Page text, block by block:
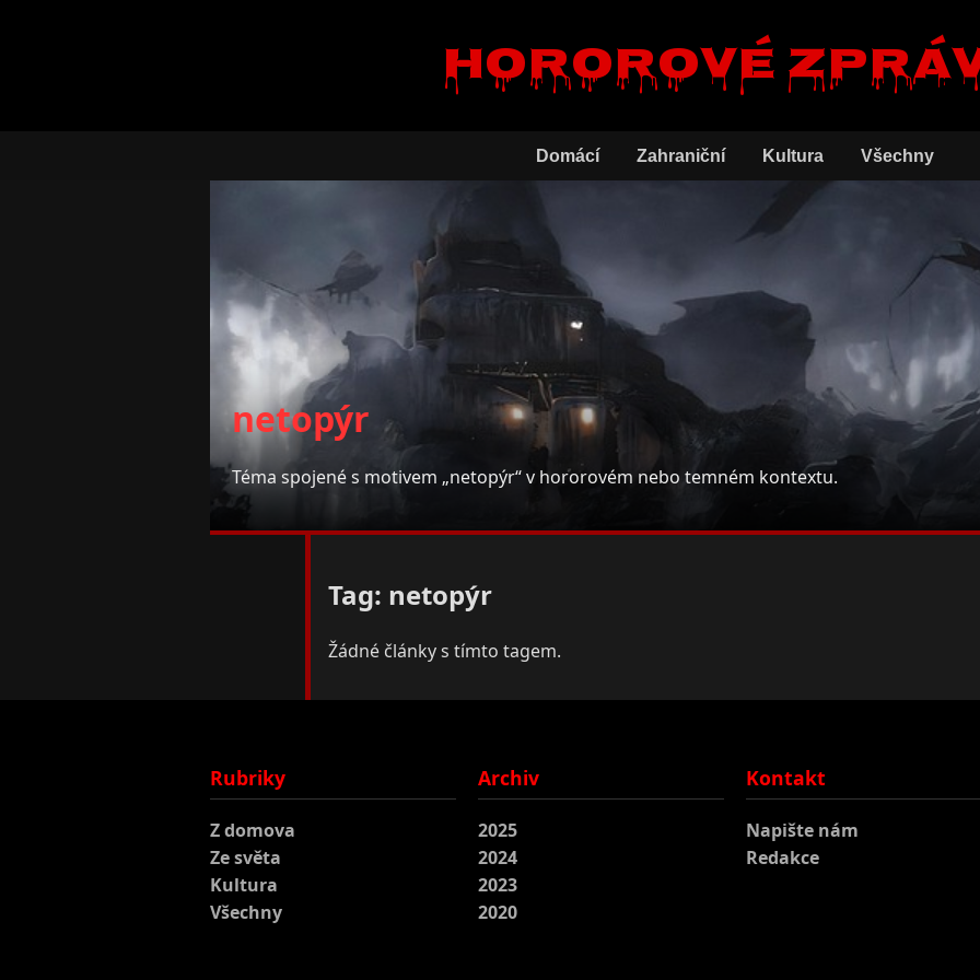
Hororové
Domácí Zahraniční Kultura Všechny
netopýr
Téma spojené s motivem „netopýr“ v hororovém nebo temném kontextu.
Tag: netopýr
Žádné články s tímto tagem.
Rubriky
Z domova
Ze světa
Kultura
Všechny
Archiv
2025
2024
2023
2020
Kontakt
Napište nám
Redakce